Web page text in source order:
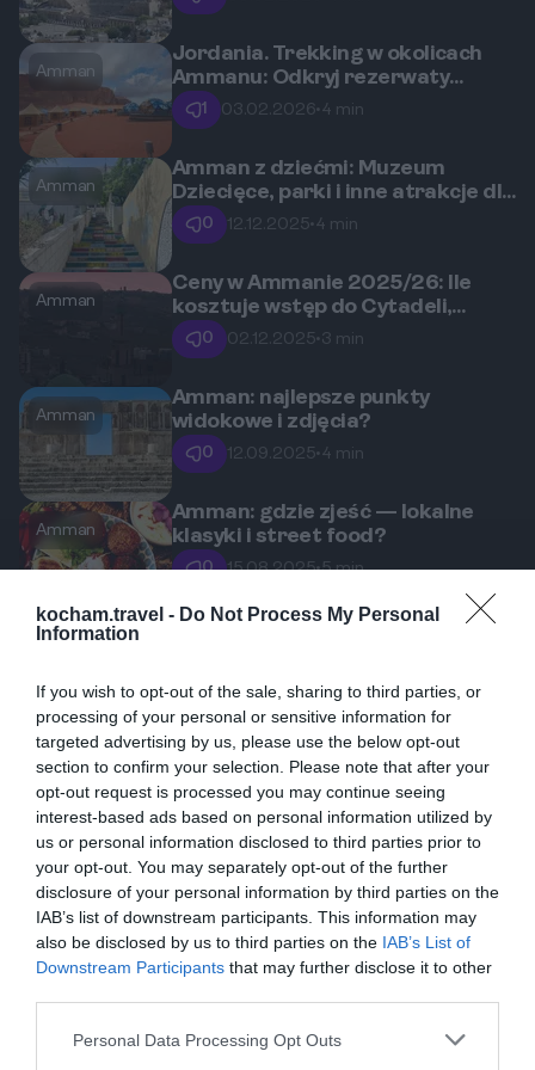
kocham.travel - Do Not Process My Personal
Information
If you wish to opt-out of the sale, sharing to third parties, or
processing of your personal or sensitive information for
targeted advertising by us, please use the below opt-out
section to confirm your selection. Please note that after your
opt-out request is processed you may continue seeing
interest-based ads based on personal information utilized by
us or personal information disclosed to third parties prior to
your opt-out. You may separately opt-out of the further
disclosure of your personal information by third parties on the
IAB’s list of downstream participants. This information may
also be disclosed by us to third parties on the IAB’s List of
Downstream Participants that may further disclose it to other
Personal Data Processing Opt Outs
Amman
Jordania. Trekking w okolicach
Ammanu: Odkryj rezerwaty
przyrody i szlaki. Pustynia Wadi
Rum.
1 03.02.2026• 4 min
Amman
Amman z dziećmi: Muzeum
Dziecięce, parki i inne atrakcje dla
rodzin
0 12.12.2025• 4 min
Amman
Ceny w Ammanie 2025/26: Ile
kosztuje wstęp do Cytadeli,
falafel i taksówki?
0 02.12.2025• 3 min
Amman
Amman: najlepsze punkty
widokowe i zdjęcia?
0 12.09.2025• 4 min
Amman
Amman: gdzie zjeść — lokalne
klasyki i street food?
0 15.08.2025•5 min
1
City Break w Ammanie: Co zobaczyć
w tętniącej życiem stolicy Jordanii?
Amman, stolica Jordanii, to miasto,
które nie przestaje zaskakiwać. Mimo
że stanowi jedynie przystanek dla wielu
turystów udających się do bardziej
znanych atrakcji, takich jak Petra czy
Wadi Rum, to warto poświęcić
przynajmniej jeden dzień na odkrycie
jego czaru. W tym wpisie podzielę się
zobaczyć w Ammanie. Przygotuj się na
1 14.02.2026•4 min
2
Jordania. Trekking w okolicach
Ammanu: Odkryj rezerwaty
przyrody i szlaki. Pustynia Wadi
Rum.
Jordania, kraj pełen zabytków oraz
niepowtarzalnych krajobrazów, to raj
dla miłośników trekkingu. W tej podróży
odkryjemy nie tylko majestatyczną
przyrody, górskich szlaków oraz
03.02.2026
4 min
Rzymski teatr, Cytadela i souki -
plan na 2 dni
Amman, stolic Jordanii, to miasto,